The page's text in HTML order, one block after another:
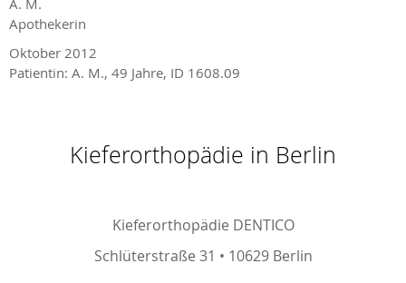
A. M.
Apothekerin
Oktober 2012
Patientin: A. M., 49 Jahre, ID 1608.09
Kieferorthopädie in Berlin
Kieferorthopädie DENTICO
Schlüterstraße 31 • 10629 Berlin